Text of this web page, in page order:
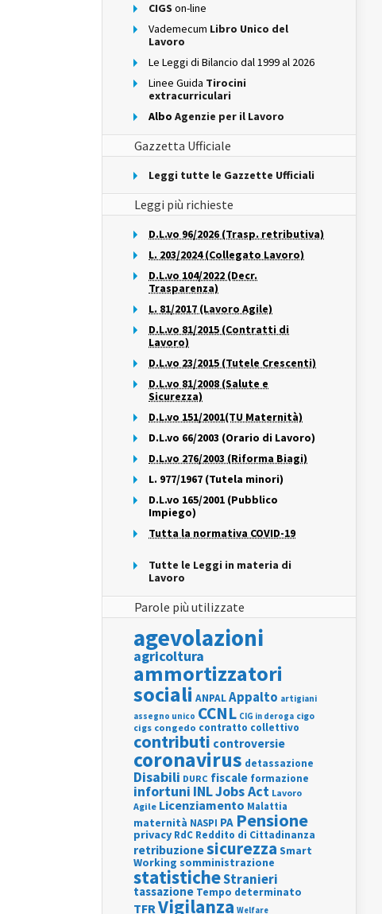
CIGS on-line
Vademecum Libro Unico del
Lavoro
Le Leggi di Bilancio dal 1999 al 2026
Linee Guida Tirocini
extracurriculari
Albo Agenzie per il Lavoro
Gazzetta Ufficiale
Leggi tutte le Gazzette Ufficiali
Leggi più richieste
D.L.vo 96/2026 (Trasp. retributiva)
L. 203/2024 (Collegato Lavoro)
D.L.vo 104/2022 (Decr.
Trasparenza)
L. 81/2017 (Lavoro Agile)
D.L.vo 81/2015 (Contratti di
Lavoro)
D.L.vo 23/2015 (Tutele Crescenti)
D.L.vo 81/2008 (Salute e
Sicurezza)
D.L.vo 151/2001(TU Maternità)
D.L.vo 66/2003 (Orario di Lavoro)
D.L.vo 276/2003 (Riforma Biagi)
L. 977/1967 (Tutela minori)
D.L.vo 165/2001 (Pubblico
Impiego)
Tutta la normativa COVID-19
Tutte le Leggi in materia di
Lavoro
Parole più utilizzate
agevolazioni
agricoltura
ammortizzatori
sociali ANPALAppalto artigiani
assegno unico CCNL CIG in deroga cigo
cigs congedo contratto collettivo
contributi controversie
coronavirus detassazione
Disabili DURC fiscale formazione
infortuni INLJobs Act Lavoro
Agile Licenziamento Malattia
maternità NASPI PA Pensione
privacy RdC Reddito di Cittadinanza
retribuzionesicurezza Smart
Working somministrazione
statisticheStranieri
tassazione Tempo determinato
TFRVigilanza Welfare